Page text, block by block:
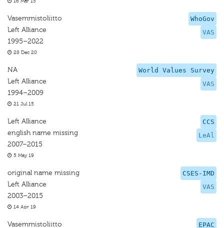
WhoGov
VAS
Vasemmistoliitto
Left Alliance
1995–2022
28 Dec 20
World Values Survey
VAS
NA
Left Alliance
1994–2009
21 Jul 15
CCS
LeAl
Left Alliance
english name missing
2007–2015
5 May 19
CSES-IMD
VAS
original name missing
Left Alliance
2003–2015
14 Apr 19
EPAC
Vasemmistoliitto